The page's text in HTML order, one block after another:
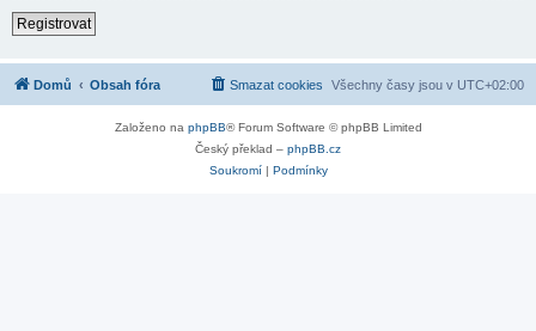
Registrovat
Domů Obsah fóra Všechny časy jsou v UTC+02:00
Smazat cookies
Založeno na phpBB® Forum Software © phpBB Limited
Český překlad – phpBB.cz
Soukromí| Podmínky